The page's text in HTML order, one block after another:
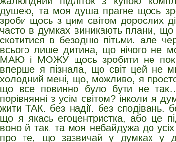
душею, та моя душа прагне щось
зроби щось з цим світом дорослих
часто в думках виникають плани,
скотитися в безодню пітьми. але
всього лише дитина, що нічого не
МАЮ і МОЖУ щось зробити не
вперше я пізнала, що світ цей не
холодний мені, що, можливо, я
що все повинно було бути не
порівнянні з усім світом? інколи я
жити ТАК. без надії. без сподівань.
що я якась егоцентристка, або це
воно й так. та моя небайдужа до
про те, що зазвичай у думках у